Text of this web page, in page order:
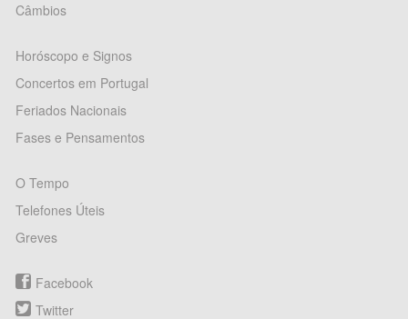
Câmbios
Horóscopo e Signos
Concertos em Portugal
Feriados Nacionais
Fases e Pensamentos
O Tempo
Telefones Úteis
Greves
Facebook
Twitter